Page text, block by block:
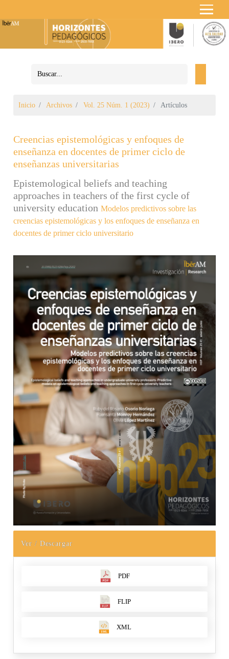
Inicio Archivos Vol. 25 Núm. 1 (2023) Artículos
Creencias epistemológicas y enfoques de
enseñanza en docentes de primer ciclo de
enseñanzas universitarias
Epistemological beliefs and teaching
approaches in teachers of the first cycle of
university educationModelos predictivos sobre las
creencias epistemológicas y los enfoques de enseñanza en
docentes de primer ciclo universitario
Barra lateral del artículo
Ver / Descargar
PDF
FLIP
XML